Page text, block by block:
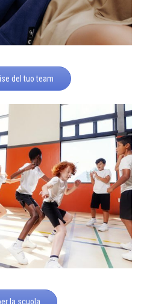
del tuo team
la scuola